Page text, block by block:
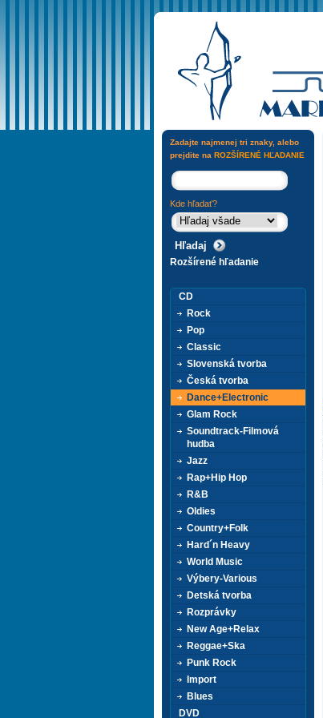
Zadajte najmenej tri znaky, alebo
prejdite na ROZŠÍRENÉ HĽADANIE
Kde hľadať?
Rozšírené hľadanie
CD
Rock
Pop
Classic
Slovenská tvorba
Česká tvorba
Dance+Electronic
Glam Rock
Soundtrack-Filmová
hudba
Jazz
Rap+Hip Hop
R&B
Oldies
Country+Folk
Hard´n Heavy
World Music
Výbery-Various
Detská tvorba
Rozprávky
New Age+Relax
Reggae+Ska
Punk Rock
Import
Blues
DVD